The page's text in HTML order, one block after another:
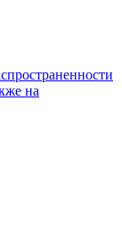
на